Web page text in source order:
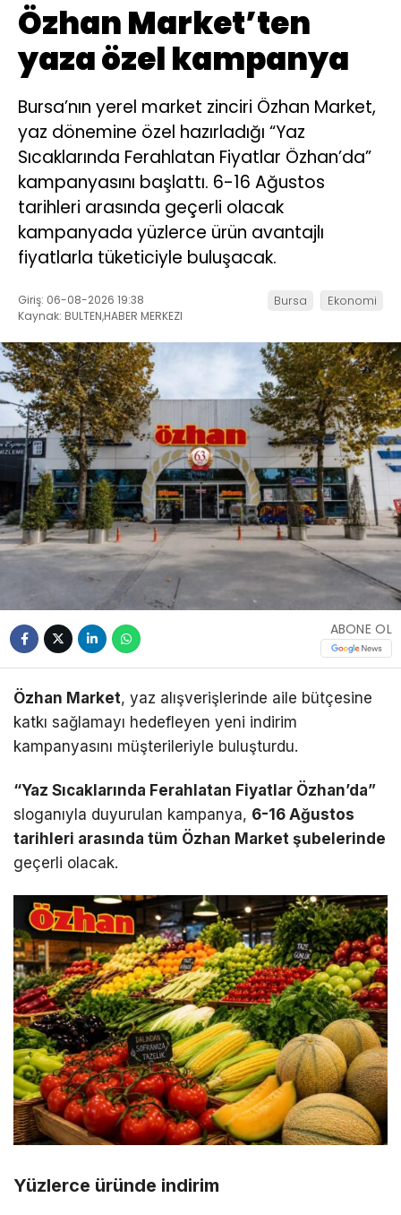
Özhan Market’ten
yaza özel kampanya
Bursa’nın yerel market zinciri Özhan Market,
yaz dönemine özel hazırladığı “Yaz
Sıcaklarında Ferahlatan Fiyatlar Özhan’da”
kampanyasını başlattı. 6-16 Ağustos
tarihleri arasında geçerli olacak
kampanyada yüzlerce ürün avantajlı
fiyatlarla tüketiciyle buluşacak.
Giriş: 06-08-2026 19:38
Kaynak: BULTEN,HABER MERKEZI
Bursa Ekonomi
ABONE OL
Özhan Market, yaz alışverişlerinde aile bütçesine
katkı sağlamayı hedefleyen yeni indirim
kampanyasını müşterileriyle buluşturdu.
“Yaz Sıcaklarında Ferahlatan Fiyatlar Özhan’da”
sloganıyla duyurulan kampanya, 6-16 Ağustos
tarihleri arasında tüm Özhan Market şubelerinde
geçerli olacak.
Yüzlerce üründe indirim